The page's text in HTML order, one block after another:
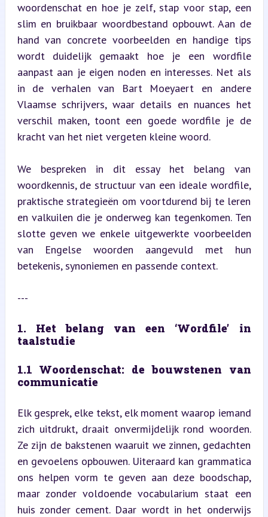
woordenschat en hoe je zelf, stap voor stap, een
slim en bruikbaar woordbestand opbouwt. Aan de
hand van concrete voorbeelden en handige tips
wordt duidelijk gemaakt hoe je een wordfile
aanpast aan je eigen noden en interesses. Net als
in de verhalen van Bart Moeyaert en andere
Vlaamse schrijvers, waar details en nuances het
verschil maken, toont een goede wordfile je de
kracht van het niet vergeten kleine woord.
We bespreken in dit essay het belang van
woordkennis, de structuur van een ideale wordfile,
praktische strategieën om voortdurend bij te leren
en valkuilen die je onderweg kan tegenkomen. Ten
slotte geven we enkele uitgewerkte voorbeelden
van Engelse woorden aangevuld met hun
betekenis, synoniemen en passende context.
---
1. Het belang van een ‘Wordfile’ in
taalstudie
1.1 Woordenschat: de bouwstenen van
communicatie
Elk gesprek, elke tekst, elk moment waarop iemand
zich uitdrukt, draait onvermijdelijk rond woorden.
Ze zijn de bakstenen waaruit we zinnen, gedachten
en gevoelens opbouwen. Uiteraard kan grammatica
ons helpen vorm te geven aan deze boodschap,
maar zonder voldoende vocabularium staat een
huis zonder cement. Daar wordt in het onderwijs